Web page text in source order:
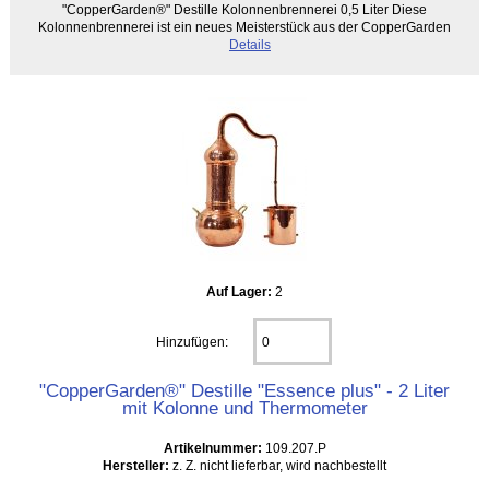
"CopperGarden®" Destille Kolonnenbrennerei 0,5 Liter Diese
Kolonnenbrennerei ist ein neues Meisterstück aus der CopperGarden
Details
Auf Lager: 2
Hinzufügen:
"CopperGarden®" Destille "Essence plus" - 2 Liter
mit Kolonne und Thermometer
Artikelnummer: 109.207.P
Hersteller: z. Z. nicht lieferbar, wird nachbestellt